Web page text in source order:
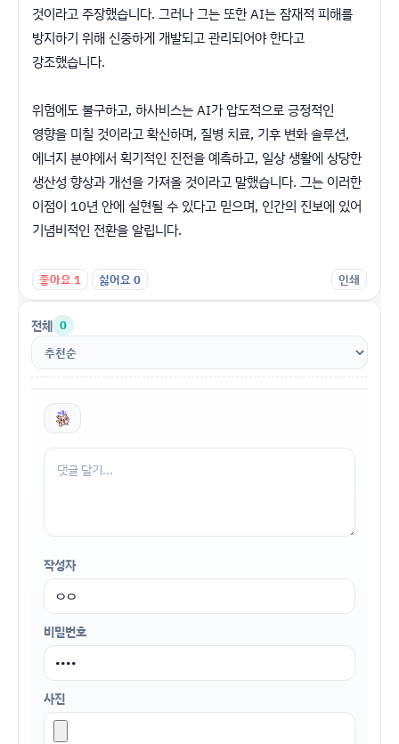
것이라고 주장했습니다. 그러나 그는 또한 AI는 잠재적 피해를
방지하기 위해 신중하게 개발되고 관리되어야 한다고
강조했습니다.
위험에도 불구하고, 하사비스는 AI가 압도적으로 긍정적인
영향을 미칠 것이라고 확신하며, 질병 치료, 기후 변화 솔루션,
에너지 분야에서 획기적인 진전을 예측하고, 일상 생활에 상당한
생산성 향상과 개선을 가져올 것이라고 말했습니다. 그는 이러한
이점이 10년 안에 실현될 수 있다고 믿으며, 인간의 진보에 있어
기념비적인 전환을 알립니다.
좋아요1 싫어요0 인쇄
전체 0
작성자
비밀번호
사진